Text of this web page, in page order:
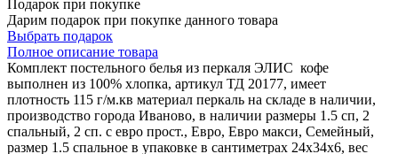
Подарок при покупке
Дарим подарок при покупке данного товара
Выбрать подарок
Полное описание товара
Комплект постельного белья из перкаля ЭЛИС кофе
выполнен из 100% хлопка, артикул ТД 20177, имеет
плотность 115 г/м.кв материал перкаль на складе в наличии,
производство города Иваново, в наличии размеры 1.5 сп, 2
спальный, 2 сп. с евро прост., Евро, Евро макси, Семейный,
размер 1.5 спальное в упаковке в сантиметрах 24х34х6, вес